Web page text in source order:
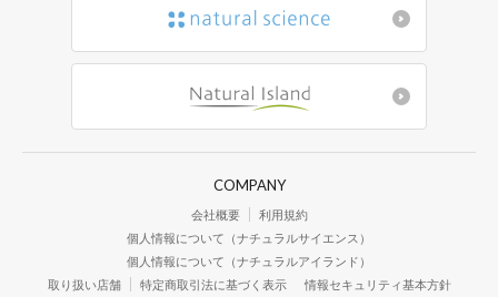
COMPANY
会社概要
利用規約
個人情報について（ナチュラルサイエンス）
個人情報について（ナチュラルアイランド）
取り扱い店舗
特定商取引法に基づく表示 情報セキュリティ基本方針